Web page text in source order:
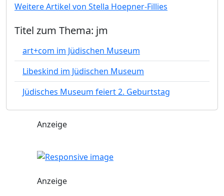
Weitere Artikel von Stella Hoepner-Fillies
Titel zum Thema: jm
art+com im Jüdischen Museum
Libeskind im Jüdischen Museum
Jüdisches Museum feiert 2. Geburtstag
Anzeige
Anzeige